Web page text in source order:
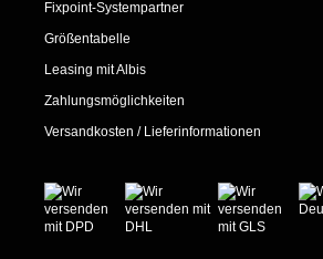
Fixpoint-Systempartner
Größentabelle
Leasing mit Albis
Zahlungsmöglichkeiten
Versandkosten / Lieferinformationen